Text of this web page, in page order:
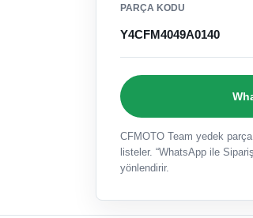
PARÇA KODU
Y4CFM4049A0140
CFMOTO Team yedek
listeler. “WhatsApp ile
yönlendirir.